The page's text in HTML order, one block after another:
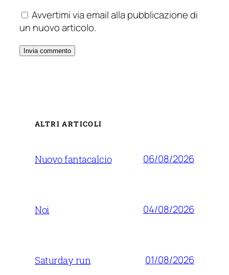
Avvertimi via email alla pubblicazione di
un nuovo articolo.
ALTRI ARTICOLI
Nuovo fantacalcio 06/08/2026
Noi 04/08/2026
Saturday run 01/08/2026